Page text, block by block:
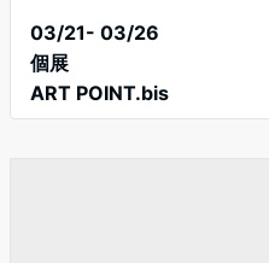
03/21- 03/26
個展
ART POINT.bis